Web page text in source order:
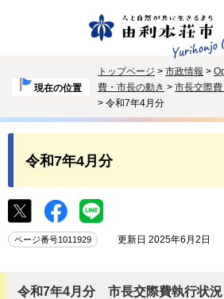
現在の位置
トップページ > 市政情報 >
費・市長の動き > 市長交際費
> 令和7年4月分
令和7年4月分
ページ番号1011929 更新日 2025年6月2日
令和7年4月分 市長交際費執行状況